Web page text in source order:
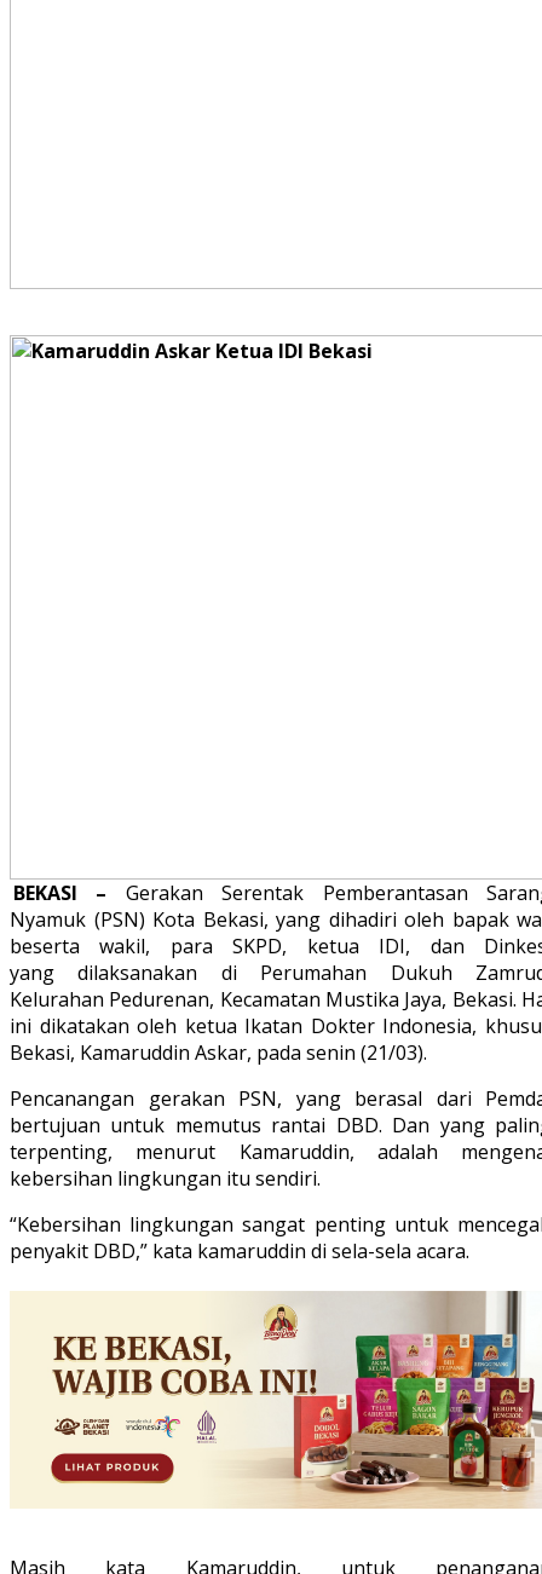
BEKASI – Gerakan Serentak Pemberantasan
Nyamuk (PSN) Kota Bekasi, yang dihadiri oleh bapak
beserta wakil, para SKPD, ketua IDI, dan
yang dilaksanakan di Perumahan Dukuh
Kelurahan Pedurenan, Kecamatan Mustika Jaya, Bekasi.
ini dikatakan oleh ketua Ikatan Dokter Indonesia,
Bekasi, Kamaruddin Askar, pada senin (21/03).
Pencanangan gerakan PSN, yang berasal dari
bertujuan untuk memutus rantai DBD. Dan yang
terpenting, menurut Kamaruddin, adalah
kebersihan lingkungan itu sendiri.
“Kebersihan lingkungan sangat penting untuk
penyakit DBD,” kata kamaruddin di sela-sela acara.
Masih kata Kamaruddin, untuk